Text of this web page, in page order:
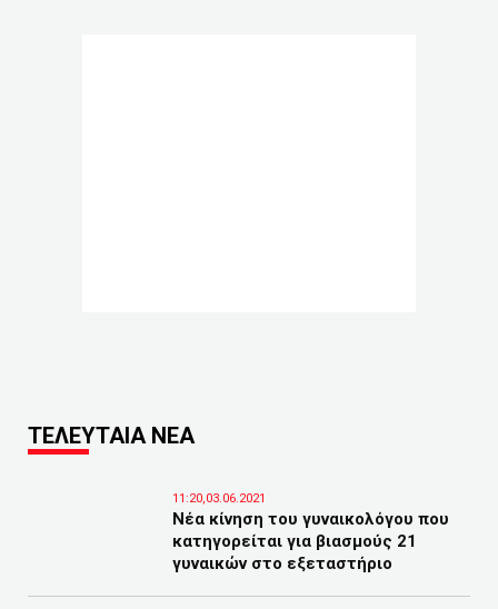
ΤΕΛΕΥΤΑΙΑ ΝΕΑ
11:20,03.06.2021
Νέα κίνηση του γυναικολόγου που
κατηγορείται για βιασμούς 21
γυναικών στο εξεταστήριο